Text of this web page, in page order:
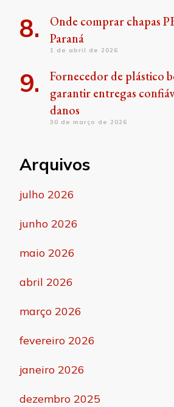
Onde comprar chapas
Paraná
1 de abril de 2026
Fornecedor de plástico
garantir entregas
danos
30 de março de 2026
Arquivos
julho 2026
junho 2026
maio 2026
abril 2026
março 2026
fevereiro 2026
janeiro 2026
dezembro 2025